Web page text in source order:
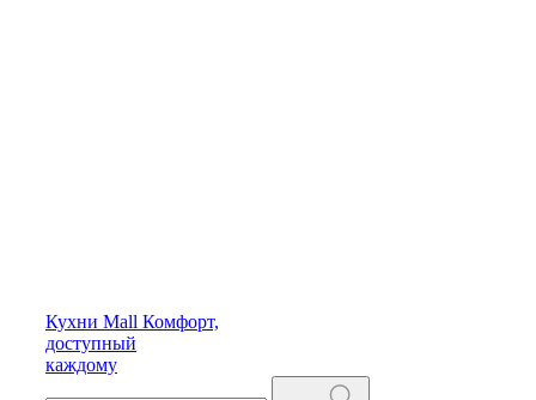
Кухни Mall Комфорт,
доступный
каждому